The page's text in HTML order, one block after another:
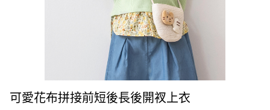
可愛花布拼接前短後長後開衩上衣